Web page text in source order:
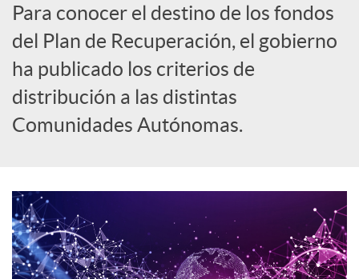
S
o
c
a
Para conocer el destino de los fondos
del Plan de Recuperación, el gobierno
ha publicado los criterios de
distribución a las distintas
Comunidades Autónomas.